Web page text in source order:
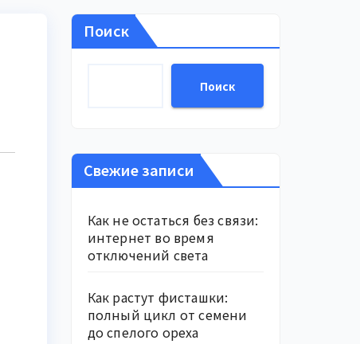
Поиск
Поиск
Свежие записи
Как не остаться без связи:
интернет во время
отключений света
Как растут фисташки:
полный цикл от семени
до спелого ореха